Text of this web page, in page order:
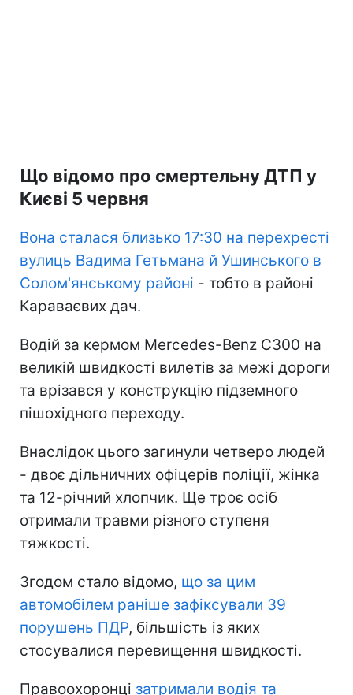
Що відомо про смертельну ДТП у
Києві 5 червня
Вона сталася близько 17:30 на перехресті
вулиць Вадима Гетьмана й Ушинського в
Солом'янському районі - тобто в районі
Караваєвих дач.
Водій за кермом Mercedes-Benz C300 на
великій швидкості вилетів за межі дороги
та врізався у конструкцію підземного
пішохідного переходу.
Внаслідок цього загинули четверо людей
- двоє дільничних офіцерів поліції, жінка
та 12-річний хлопчик. Ще троє осіб
отримали травми різного ступеня
тяжкості.
Згодом стало відомо, що за цим
автомобілем раніше зафіксували 39
порушень ПДР, більшість із яких
стосувалися перевищення швидкості.
Правоохоронці затримали водія та